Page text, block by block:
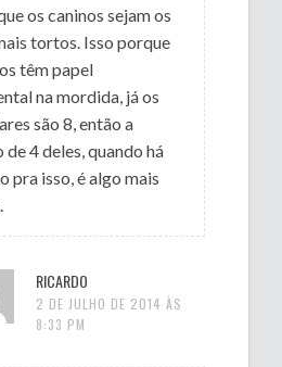
os caninos sejam os
tortos. Isso porque
têm papel
na mordida, já os
são 8, então a
de 4 deles, quando há
pra isso, é algo mais
RICARDO
2 DE JULHO DE 2014 ÀS
8:33 PM